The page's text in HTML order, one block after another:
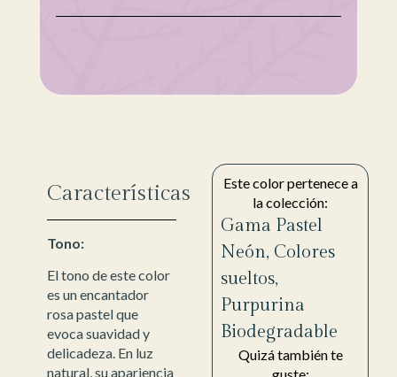
Características
Tono:
El tono de este color
es un encantador
rosa pastel que
evoca suavidad y
delicadeza. En luz
natural, su apariencia
Este color pertenece a
la colección:
Gama Pastel
Neón, Colores
sueltos,
Purpurina
Biodegradable
Quizá también te